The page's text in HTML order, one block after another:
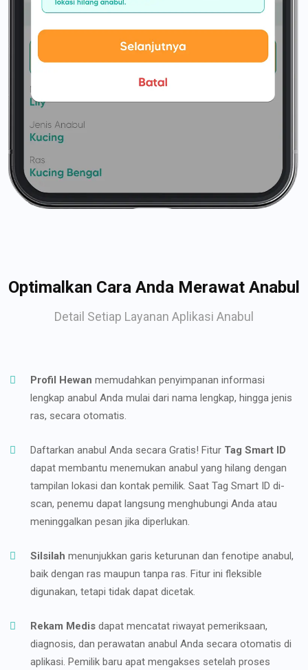
Optimalkan Cara Anda Merawat Anabul
Detail Setiap Layanan Aplikasi Anabul
Profil Hewan memudahkan penyimpanan informasi
lengkap anabul Anda mulai dari nama lengkap, hingga jenis
ras, secara otomatis.
Daftarkan anabul Anda secara Gratis! Fitur Tag Smart ID
dapat membantu menemukan anabul yang hilang dengan
tampilan lokasi dan kontak pemilik. Saat Tag Smart ID di-
scan, penemu dapat langsung menghubungi Anda atau
meninggalkan pesan jika diperlukan.
Silsilah menunjukkan garis keturunan dan fenotipe anabul,
baik dengan ras maupun tanpa ras. Fitur ini fleksible
digunakan, tetapi tidak dapat dicetak.
Rekam Medis dapat mencatat riwayat pemeriksaan,
diagnosis, dan perawatan anabul Anda secara otomatis di
aplikasi. Pemilik baru apat mengakses setelah proses